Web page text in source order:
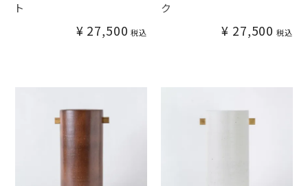
ト
¥ 27,500 税込
ク
¥ 27,500 税込